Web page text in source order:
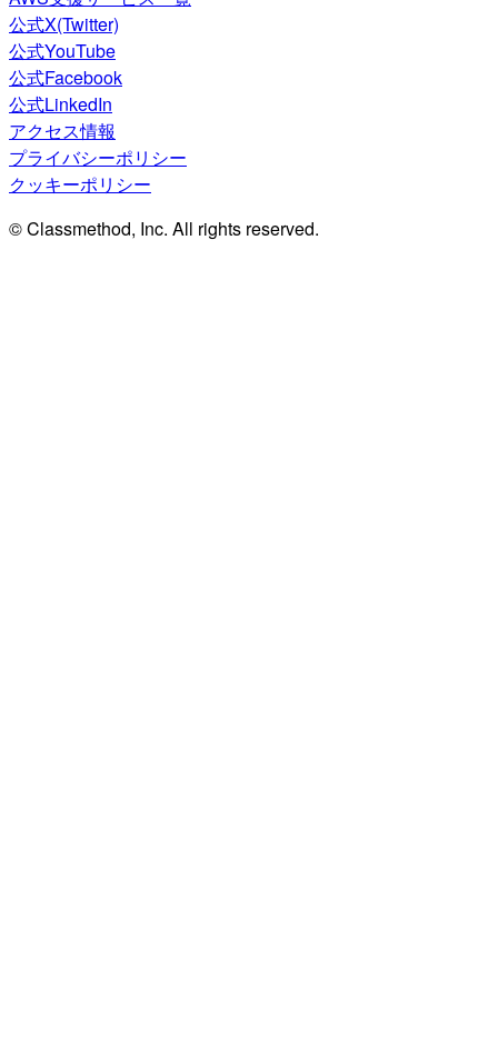
公式X(Twitter)
公式YouTube
公式Facebook
公式LinkedIn
アクセス情報
プライバシーポリシー
クッキーポリシー
© Classmethod, Inc. All rights reserved.